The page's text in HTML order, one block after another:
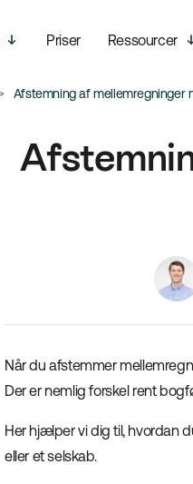
Priser Ressourcer
Afstemning af mellemregninger
Når du afstemmer
Der er nemlig forskel rent
Her hjælper vi dig til, hvordan
eller et selskab.